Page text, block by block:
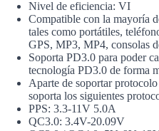
Nivel de eficiencia: VI
Compatible con la mayoría
tales como portátiles,
GPS, MP3, MP4, consolas
Soporta PD3.0 para poder
tecnología PD3.0 de forma
Aparte de soportar
soporta los siguientes
PPS: 3.3-11V 5.0A
QC3.0: 3.4V-20.09V